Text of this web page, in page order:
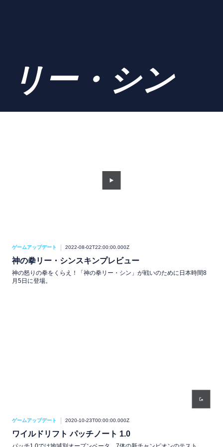
リー・シン
ゲームアップデート 2022-08-02T22:00:00.000Z
神の拳リー・シンスキンプレビュー
神の怒りの拳をくらえ！「神の拳リー・シン」が戦いのために日本時間8
月5日に登場。
ゲームアップデート 2020-10-23T00:00:00.000Z
ワイルドリフト パッチノート 1.0